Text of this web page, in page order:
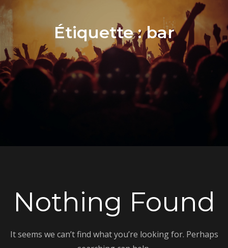
Étiquette :bar
Nothing Found
It seems we can’t find what you’re looking for. Perhaps